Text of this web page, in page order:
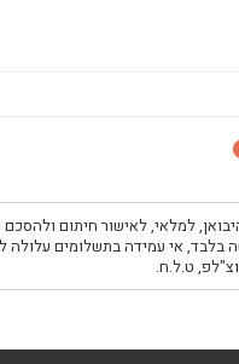
למלאי, לאישור חיתום
בלבד, אי עמידה בתשלומים עלולה
ט.ל.ח.